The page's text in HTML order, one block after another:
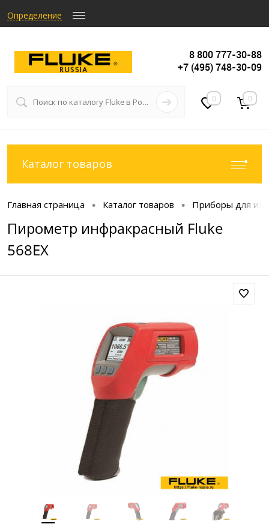
Определение
8 800 777-30-88
+7 (495) 748-30-09
0 0
Каталог товаров
Главная страница • Каталог товаров • Приборы для
Пирометр инфракрасный Fluke
568EX